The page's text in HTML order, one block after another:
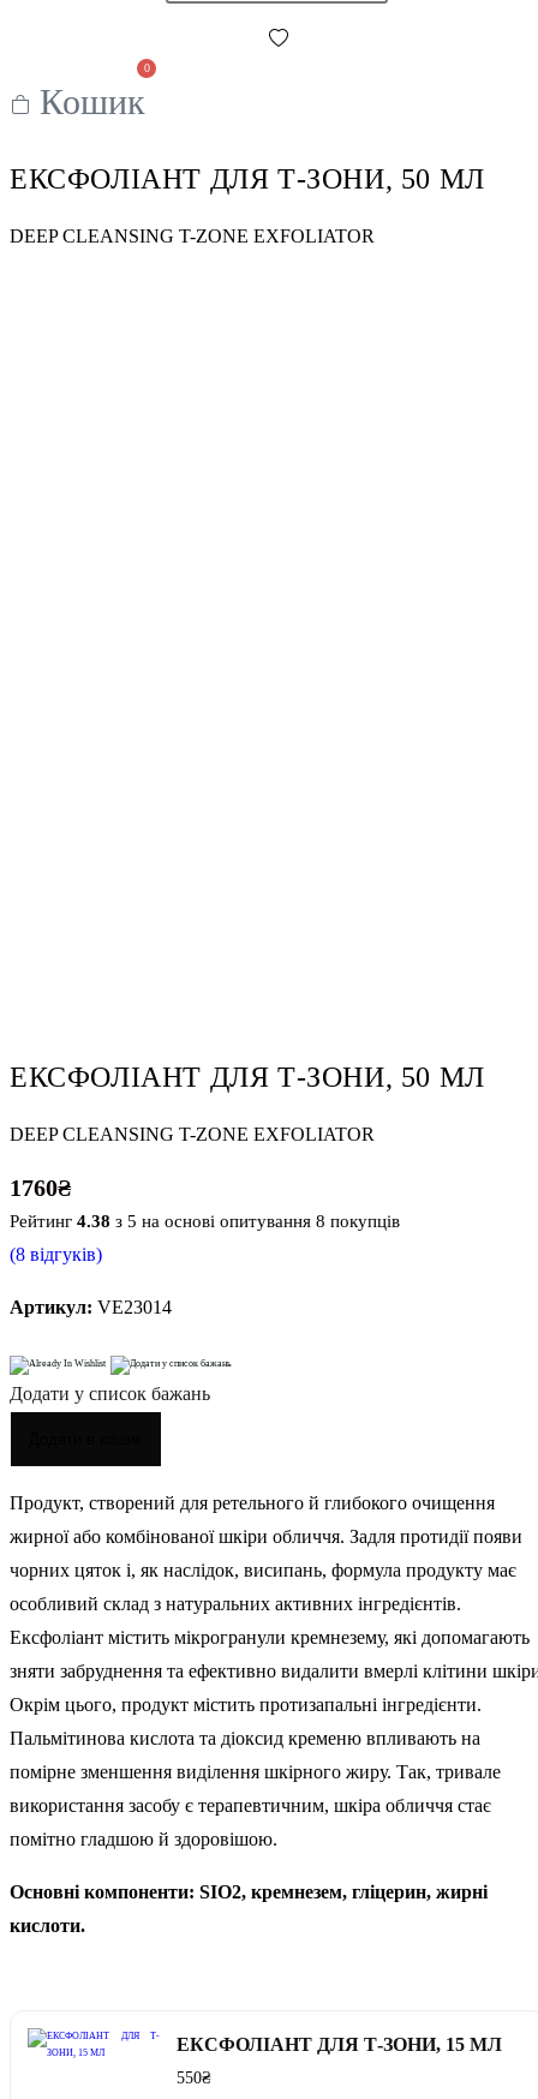
0
Кошик
ЕКСФОЛІАНТ ДЛЯ Т-ЗОНИ, 50 МЛ
DEEP CLEANSING T-ZONE EXFOLIATOR
ЕКСФОЛІАНТ ДЛЯ Т-ЗОНИ, 50 МЛ
DEEP CLEANSING T-ZONE EXFOLIATOR
1760₴
Рейтинг 4.38 з 5 на основі опитування 8 покупців
(8 відгуків)
Артикул: VE23014
Додати у список бажань
Продукт, створений для ретельного й глибокого очищення
жирної або комбінованої шкіри обличчя. Задля протидії появи
чорних цяток і, як наслідок, висипань, формула продукту має
особливий склад з натуральних активних інгредієнтів.
Ексфоліант містить мікрогранули кремнезему, які допомагають
зняти забруднення та ефективно видалити вмерлі клітини
Окрім цього, продукт містить протизапальні інгредієнти.
Пальмітинова кислота та діоксид кременю впливають на
помірне зменшення виділення шкірного жиру. Так, тривале
використання засобу є терапевтичним, шкіра обличчя стає
помітно гладшою й здоровішою.
Основні компоненти: SIO2, кремнезем, гліцерин, жирні
кислоти.
ЕКСФОЛІАНТ ДЛЯ Т-ЗОНИ, 15 МЛ
550₴